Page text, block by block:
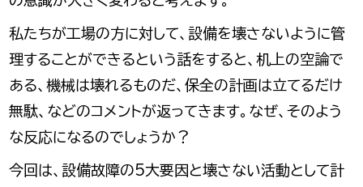
私たちが工場の方に対して、設備を壊さないように管
理することができるという話をすると、机上の空論で
ある、機械は壊れるものだ、保全の計画は立てるだけ
無駄、などのコメントが返ってきます。なぜ、そのよう
な反応になるのでしょうか？
今回は、設備故障の5大要因と壊さない活動として計